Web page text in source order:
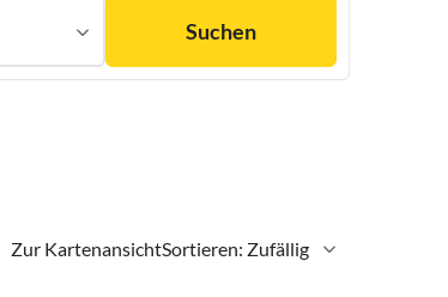
Suchen
Zur KartenansichtSortieren: Zufällig